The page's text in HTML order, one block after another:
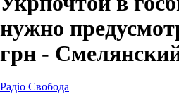
нужно
грн -
Радіо Свобода